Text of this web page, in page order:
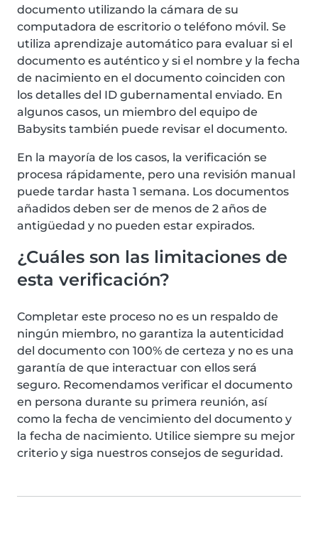
documento utilizando la cámara de su
computadora de escritorio o teléfono móvil. Se
utiliza aprendizaje automático para evaluar si el
documento es auténtico y si el nombre y la fecha
de nacimiento en el documento coinciden con
los detalles del ID gubernamental enviado. En
algunos casos, un miembro del equipo de
Babysits también puede revisar el documento.
En la mayoría de los casos, la verificación se
procesa rápidamente, pero una revisión manual
puede tardar hasta 1 semana. Los documentos
añadidos deben ser de menos de 2 años de
antigüedad y no pueden estar expirados.
¿Cuáles son las limitaciones de
esta verificación?
Completar este proceso no es un respaldo de
ningún miembro, no garantiza la autenticidad
del documento con 100% de certeza y no es una
garantía de que interactuar con ellos será
seguro. Recomendamos verificar el documento
en persona durante su primera reunión, así
como la fecha de vencimiento del documento y
la fecha de nacimiento. Utilice siempre su mejor
criterio y siga nuestros consejos de seguridad.